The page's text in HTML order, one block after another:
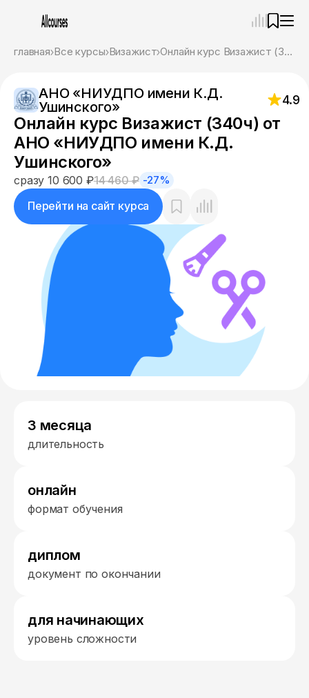
главная Все курсы Визажист Онлайн курс Визажист (340ч) от АНО «НИУДПО имени К.Д. Ушинского»
АНО «НИУДПО имени К.Д.
Ушинского»
4.9
Онлайн курс Визажист (340ч) от
АНО «НИУДПО имени К.Д.
Ушинского»
сразу 10 600 ₽14 460 ₽ -27%
Перейти на сайт курса
3 месяца
длительность
онлайн
формат обучения
диплом
документ по окончании
для начинающих
уровень сложности
Привет! Я Ваш карьерный навигатор. Подберу
курсы, которые соответствует именно вашим
целям.
Пожалуйста, ответьте на несколько вопросов,
чтобы начать.
Приступим?